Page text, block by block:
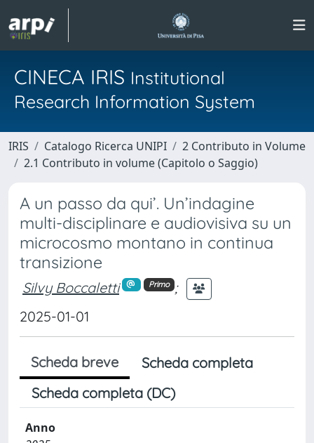
CINECA IRIS Institutional
Research Information System
IRIS Catalogo Ricerca UNIPI
2 Contributo in Volume
2.1 Contributo in volume (Capitolo o Saggio)
A un passo da qui’. Un’indagine
multi-disciplinare e audiovisiva su un
microcosmo montano in continua
transizione
Silvy Boccaletti Primo
;
2025-01-01
Scheda breve
Scheda completa
Scheda completa (DC)
Anno